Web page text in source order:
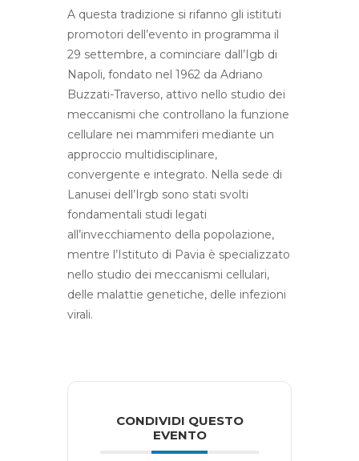
A questa tradizione si rifanno gli istituti
promotori dell’evento in programma il
29 settembre, a cominciare dall’Igb di
Napoli, fondato nel 1962 da Adriano
Buzzati-Traverso, attivo nello studio dei
meccanismi che controllano la funzione
cellulare nei mammiferi mediante un
approccio multidisciplinare,
convergente e integrato. Nella sede di
Lanusei dell’Irgb sono stati svolti
fondamentali studi legati
all’invecchiamento della popolazione,
mentre l’Istituto di Pavia è specializzato
nello studio dei meccanismi cellulari,
delle malattie genetiche, delle infezioni
virali.
CONDIVIDI QUESTO
EVENTO